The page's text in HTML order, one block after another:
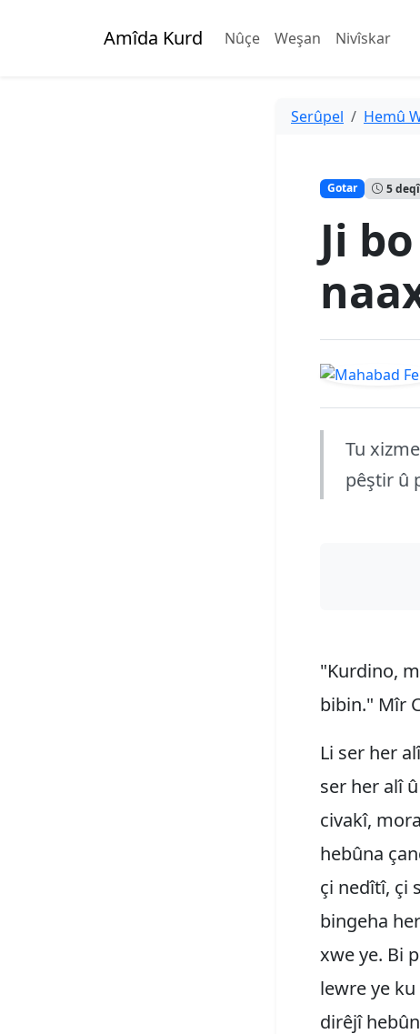
Amîda Kurd Nûçe Weşan Nivîskar
Serûpel Hemû
Gotar 5
Ji
Tu
pêştir û
"Kurdino,
bibin." Mîr
Li ser her
ser her alî
civakî,
hebûna
çi nedîtî, çi
bingeha
xwe ye. Bi
lewre ye
dirêjî